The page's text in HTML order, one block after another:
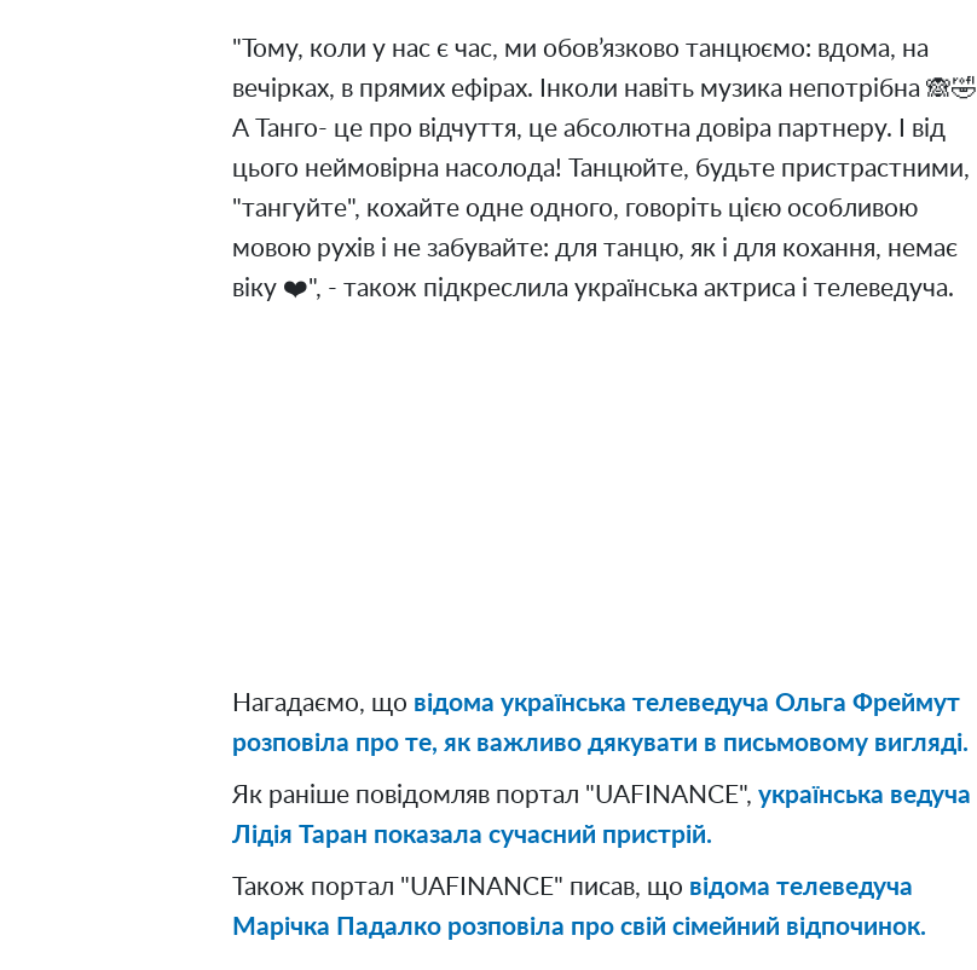
"Тому, коли у нас є час, ми обов’язково танцюємо: вдома, на
вечірках, в прямих ефірах. Інколи навіть музика непотрібна 🙈🤣
А Танго- це про відчуття, це абсолютна довіра партнеру. І від
цього неймовірна насолода! Танцюйте, будьте пристрастними,
"тангуйте", кохайте одне одного, говоріть цією особливою
мовою рухів і не забувайте: для танцю, як і для кохання, немає
віку ❤️", - також підкреслила українська актриса і телеведуча.
Нагадаємо, що відома українська телеведуча Ольга Фреймут
розповіла про те, як важливо дякувати в письмовому вигляді.
Як раніше повідомляв портал "UAFINANCE", українська ведуча
Лідія Таран показала сучасний пристрій.
Також портал "UAFINANCE" писав, що відома телеведуча
Марічка Падалко розповіла про свій сімейний відпочинок.